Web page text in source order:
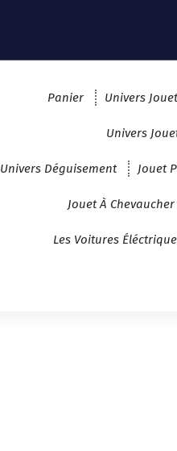
Panier Univers
Univers
Univers Déguisement Jouet
Jouet À
Les Voitures